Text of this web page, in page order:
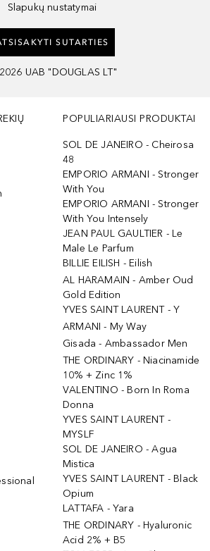
Slapukų nustatymai
SUTARTIES
2026 UAB "DOUGLAS LT"
POPULIARIAUSI PRODUKTAI
SOL DE JANEIRO - Cheirosa
48
EMPORIO ARMANI - Stronger
With You
EMPORIO ARMANI - Stronger
With You Intensely
JEAN PAUL GAULTIER - Le
Male Le Parfum
BILLIE EILISH - Eilish
AL HARAMAIN - Amber Oud
Gold Edition
YVES SAINT LAURENT - Y
ARMANI - My Way
Gisada - Ambassador Men
THE ORDINARY - Niacinamide
10% + Zinc 1%
VALENTINO - Born In Roma
Donna
YVES SAINT LAURENT -
MYSLF
SOL DE JANEIRO - Agua
Mistica
YVES SAINT LAURENT - Black
Opium
LATTAFA - Yara
THE ORDINARY - Hyaluronic
Acid 2% + B5